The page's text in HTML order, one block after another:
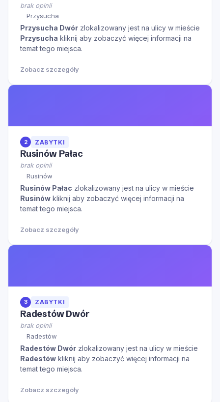
brak opinii
Przysucha
Przysucha Dwór zlokalizowany jest na ulicy w mieście
Przysucha kliknij aby zobaczyć więcej informacji na
temat tego miejsca.
Zobacz szczegóły
2 ZABYTKI
Rusinów Pałac
brak opinii
Rusinów
Rusinów Pałac zlokalizowany jest na ulicy w mieście
Rusinów kliknij aby zobaczyć więcej informacji na
temat tego miejsca.
Zobacz szczegóły
3 ZABYTKI
Radestów Dwór
brak opinii
Radestów
Radestów Dwór zlokalizowany jest na ulicy w mieście
Radestów kliknij aby zobaczyć więcej informacji na
temat tego miejsca.
Zobacz szczegóły